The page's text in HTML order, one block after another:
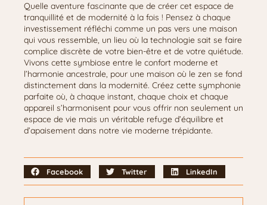
Quelle aventure fascinante que de créer cet espace de
tranquillité et de modernité à la fois ! Pensez à chaque
investissement réfléchi comme un pas vers une maison
qui vous ressemble, un lieu où la technologie sait se faire
complice discrète de votre bien-être et de votre quiétude.
Vivons cette symbiose entre le confort moderne et
l’harmonie ancestrale, pour une maison où le zen se fond
distinctement dans la modernité. Créez cette symphonie
parfaite où, à chaque instant, chaque choix et chaque
appareil s’harmonisent pour vous offrir non seulement un
espace de vie mais un véritable refuge d’équilibre et
d’apaisement dans notre vie moderne trépidante.
Facebook Twitter LinkedIn